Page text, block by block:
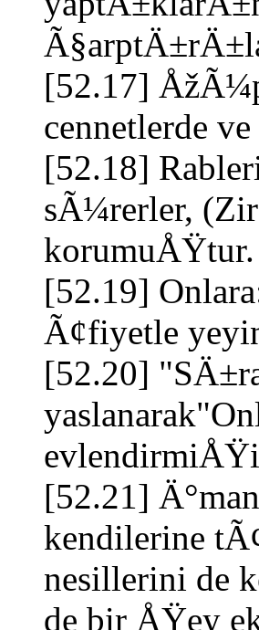
[52.17]
cennetlerde
[52.18]
sÃ¼rerler,
korumuÅŸtur.
[52.19]
Ã¢fiyetle
[52.20]
[52.21]
kendilerine
nesillerini de
de bir ÅŸey